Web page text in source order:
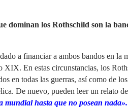
dominan los Rothschild son la
a financiar a ambos bandos en la
XIX. En estas circunstancias, los
en todas las guerras, así como de
De nuevo, pueden leer un relato
mundial hasta que no posean nada».